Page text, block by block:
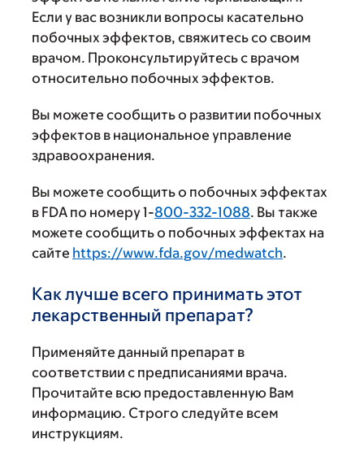
Если у вас возникли вопросы касательно
побочных эффектов, свяжитесь со своим
врачом. Проконсультируйтесь с врачом
относительно побочных эффектов.
Вы можете сообщить о развитии побочных
эффектов в национальное управление
здравоохранения.
Вы можете сообщить о побочных эффектах
в FDA по номеру 1-800-332-1088. Вы также
можете сообщить о побочных эффектах на
сайте https://www.fda.gov/medwatch.
Как лучше всего принимать этот
лекарственный препарат?
Применяйте данный препарат в
соответствии с предписаниями врача.
Прочитайте всю предоставленную Вам
информацию. Строго следуйте всем
инструкциям.